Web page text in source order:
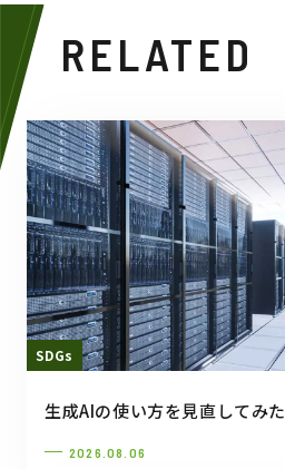
RELATED
SDGs
生成AIの使い方を見直してみた
2026.08.06